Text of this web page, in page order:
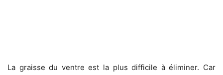
La graisse du ventre est la plus difficile à éliminer. Car